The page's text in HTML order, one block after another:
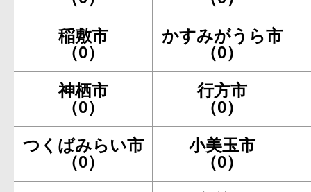
稲敷市
（0）
かすみがうら市
（0）
神栖市
（0）
行方市
（0）
つくばみらい市
（0）
小美玉市
（0）